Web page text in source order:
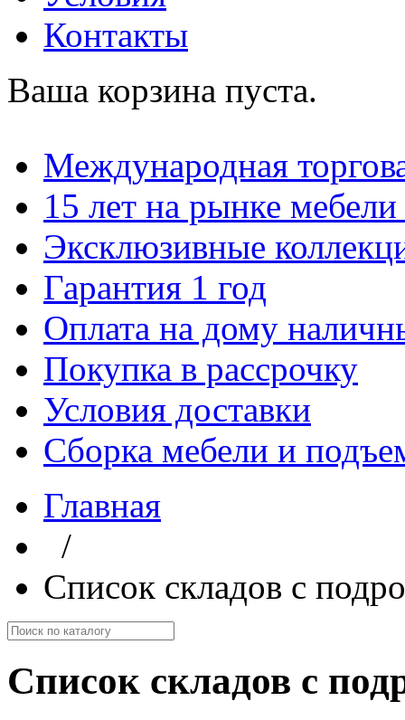
Контакты
Ваша корзина пуста.
Международная
15 лет на рынке
Эксклюзивные
Гарантия 1 год
Оплата на дому
Покупка в рассрочку
Условия доставки
Сборка мебели и
Главная
/
Список складов с
Список складов с